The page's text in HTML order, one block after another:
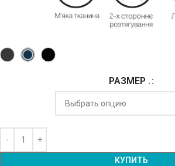
РАЗМЕР .
КУПИТЬ
Alternative: